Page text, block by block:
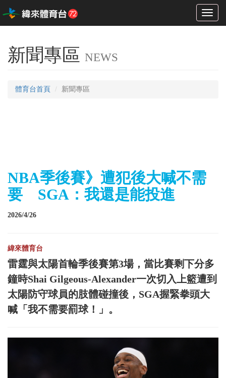
Toggle
新聞專區 NEWS
體育台首頁 新聞專區
NBA季後賽》遭犯後大喊不需
要 SGA：我還是能投進
2026/4/26
緯來體育台
雷霆與太陽首輪季後賽第3場，當比賽剩下分多
鐘時Shai Gilgeous-Alexander一次切入上籃遭到
太陽防守球員的肢體碰撞後，SGA握緊拳頭大
喊「我不需要罰球！」。